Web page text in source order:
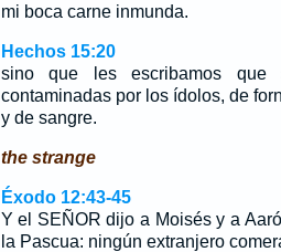
mi boca carne inmunda.
Hechos 15:20
sino que les escribamos que
contaminadas por los ídolos, de
y de sangre.
the strange
Éxodo 12:43-45
Y el SEÑOR dijo a Moisés y a
la Pascua: ningún extranjero